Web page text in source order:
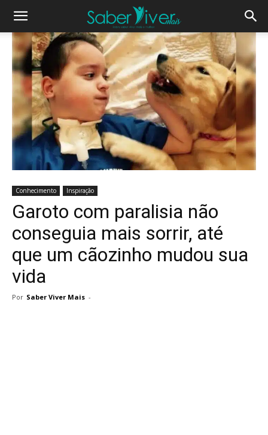
Conhecimento Inspiração
Garoto com paralisia não
conseguia mais sorrir, até
que um cãozinho mudou sua
vida
Por Saber Viver Mais -